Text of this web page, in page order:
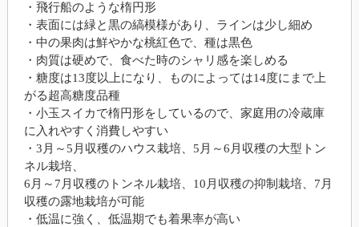
・飛行船のような楕円形
・表面には緑と黒の縞模様があり、ラインは少し細め
・中の果肉は鮮やかな桃紅色で、種は黒色
・肉質は硬めで、食べた時のシャリ感を楽しめる
・糖度は13度以上になり、ものによっては14度にまで上
がる超高糖度品種
・小玉スイカで楕円形をしているので、家庭用の冷蔵庫
に入れやすく消費しやすい
・3月～5月収穫のハウス栽培、5月～6月収穫の大型トン
ネル栽培、
6月～7月収穫のトンネル栽培、10月収穫の抑制栽培、7月
収穫の露地栽培が可能
・低温に強く、低温期でも着果率が高い